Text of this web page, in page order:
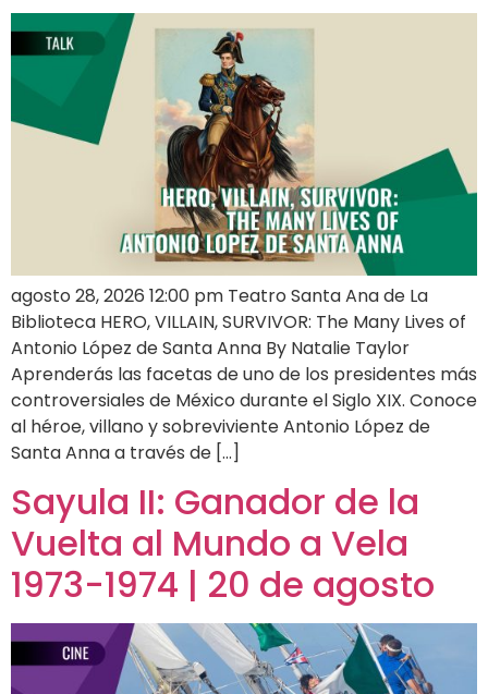
agosto 28, 2026 12:00 pm Teatro Santa Ana de La
Biblioteca HERO, VILLAIN, SURVIVOR: The Many Lives of
Antonio López de Santa Anna By Natalie Taylor
Aprenderás las facetas de uno de los presidentes más
controversiales de México durante el Siglo XIX. Conoce
al héroe, villano y sobreviviente Antonio López de
Santa Anna a través de […]
Sayula II: Ganador de la
Vuelta al Mundo a Vela
1973-1974 | 20 de agosto